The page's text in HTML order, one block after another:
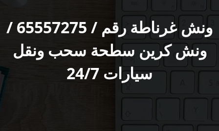
ونش غرناطة رقم / 65557275 /
ونش كرين سطحة سحب ونقل
سيارات 24/7